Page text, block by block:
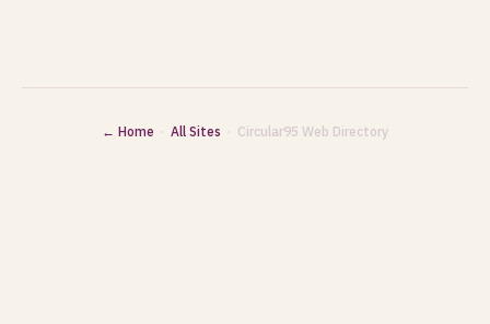
← Home · All Sites · Circular95 Web Directory